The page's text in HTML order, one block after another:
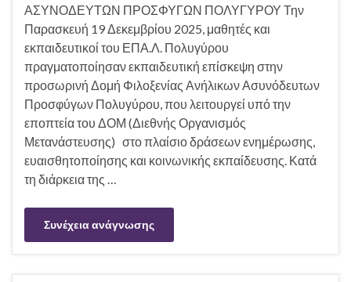
ΑΣΥΝΟΔΕΥΤΩΝ ΠΡΟΣΦΥΓΩΝ ΠΟΛΥΓΥΡΟΥ Την
Παρασκευή 19 Δεκεμβρίου 2025, μαθητές και
εκπαιδευτικοί του ΕΠΑ.Λ. Πολυγύρου
πραγματοποίησαν εκπαιδευτική επίσκεψη στην
προσωρινή Δομή Φιλοξενίας Ανήλικων Ασυνόδευτων
Προσφύγων Πολυγύρου, που λειτουργεί υπό την
εποπτεία του ΔΟΜ (Διεθνής Οργανισμός
Μετανάστευσης) στο πλαίσιο δράσεων ενημέρωσης,
ευαισθητοποίησης και κοινωνικής εκπαίδευσης. Κατά
τη διάρκεια της …
Συνέχεια ανάγνωσης